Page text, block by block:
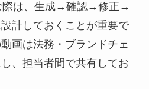
際は、生成→確認→修正→
計しておくことが重要で
画は法務・ブランドチェ
、担当者間で共有してお